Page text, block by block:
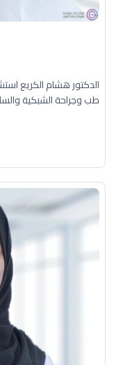
الدكتور هشام الكريع
طب وجراحة الشبكية